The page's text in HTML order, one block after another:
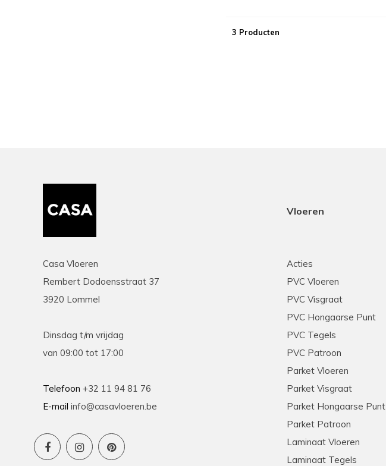
3 Producten
Casa Vloeren
Rembert Dodoensstraat 37
3920 Lommel
Dinsdag t/m vrijdag
van 09:00 tot 17:00
Telefoon +32 11 94 81 76
E-mail info@casavloeren.be
Vloeren
Acties
PVC Vloeren
PVC Visgraat
PVC Hongaarse Punt
PVC Tegels
PVC Patroon
Parket Vloeren
Parket Visgraat
Parket Hongaarse Punt
Parket Patroon
Laminaat Vloeren
Laminaat Tegels